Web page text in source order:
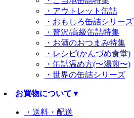
・アウトレット缶詰
・おもしろ缶詰シリーズ
・贅沢/高級缶詰特集
・お酒のおつまみ特集
・レシピ(かんづめ食堂)
・缶詰温め方(〜湯煎〜)
・世界の缶詰シリーズ
お買物について ▼
・送料・配送